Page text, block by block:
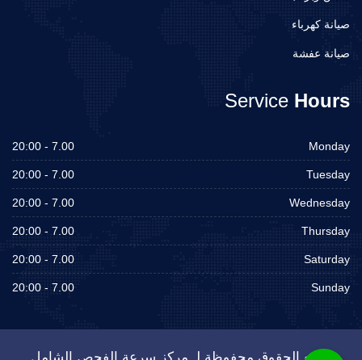
صيانة كهرباء
صيانة عفشة
Service Hours
Monday
7.00 - 20:00
Tuesday
7.00 - 20:00
Wednesday
7.00 - 20:00
Thursday
7.00 - 20:00
Saturday
7.00 - 20:00
Sunday
7.00 - 20:00